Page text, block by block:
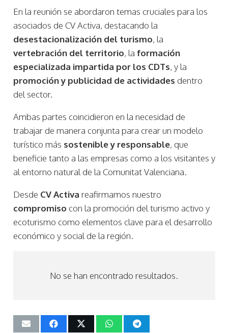
En la reunión se abordaron temas cruciales para los
asociados de CV Activa, destacando la
desestacionalización del turismo, la
vertebración del territorio, la formación
especializada impartida por los CDTs, y la
promoción y publicidad de actividades dentro
del sector.
Ambas partes coincidieron en la necesidad de
trabajar de manera conjunta para crear un modelo
turístico más sostenible y responsable, que
beneficie tanto a las empresas como a los visitantes y
al entorno natural de la Comunitat Valenciana.
Desde CV Activa reafirmamos nuestro
compromiso con la promoción del turismo activo y
ecoturismo como elementos clave para el desarrollo
económico y social de la región.
No se han encontrado resultados.